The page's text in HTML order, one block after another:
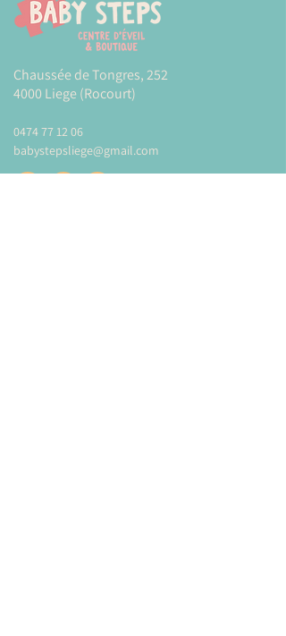
Chaussée de Tongres, 252
4000 Liege (Rocourt)
0474 77 12 06
babystepsliege@gmail.com